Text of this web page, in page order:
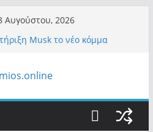
Αυγούστου, 2026
Musk το νέο κόμμα
τσουνάμι σαρώνει την
στην πανδημία – Στην Ελλάδα
της Ακαδημίας Αθηνών!
– Σαμαράς και Κασιδιάρης θα